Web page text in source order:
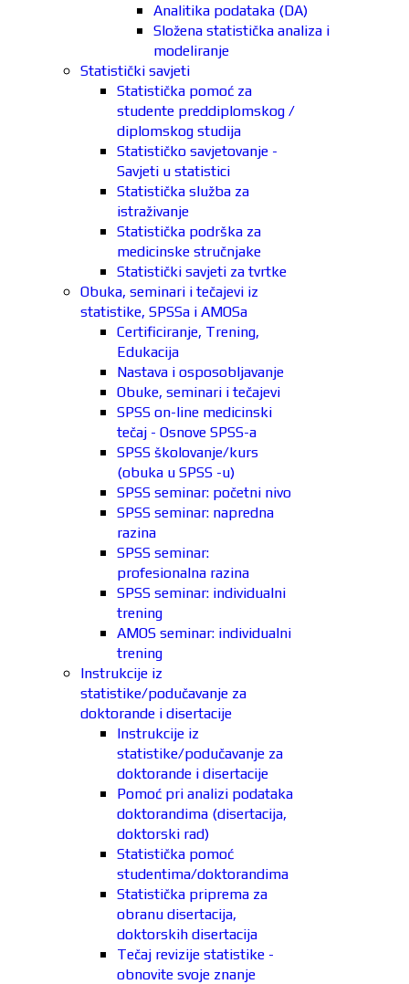
Analitika podataka (DA)
Složena statistička analiza i
modeliranje
Statistički savjeti
Statistička pomoć za
studente preddiplomskog /
diplomskog studija
Statističko savjetovanje -
Savjeti u statistici
Statistička služba za
istraživanje
Statistička podrška za
medicinske stručnjake
Statistički savjeti za tvrtke
Obuka, seminari i tečajevi iz
statistike, SPSSa i AMOSa
Certificiranje, Trening,
Edukacija
Nastava i osposobljavanje
Obuke, seminari i tečajevi
SPSS on-line medicinski
tečaj - Osnove SPSS-a
SPSS školovanje/kurs
(obuka u SPSS -u)
SPSS seminar: početni nivo
SPSS seminar: napredna
razina
SPSS seminar:
profesionalna razina
SPSS seminar: individualni
trening
AMOS seminar: individualni
trening
Instrukcije iz
statistike/podučavanje za
doktorande i disertacije
Instrukcije iz
statistike/podučavanje za
doktorande i disertacije
Pomoć pri analizi podataka
doktorandima (disertacija,
doktorski rad)
Statistička pomoć
studentima/doktorandima
Statistička priprema za
obranu disertacija,
doktorskih disertacija
Tečaj revizije statistike -
obnovite svoje znanje